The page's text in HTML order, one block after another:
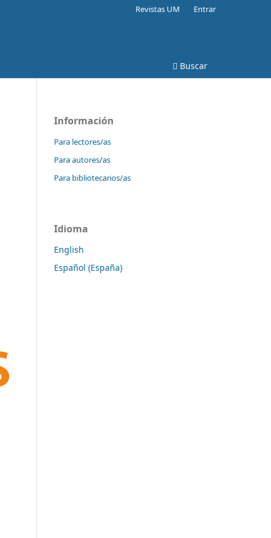
Buscar
Revistas UM Entrar
Información
Para lectores/as
Para autores/as
Para bibliotecarios/as
Idioma
English
Español (España)